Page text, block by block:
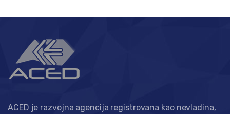
ACED je razvojna agencija registrovana kao nevladina,